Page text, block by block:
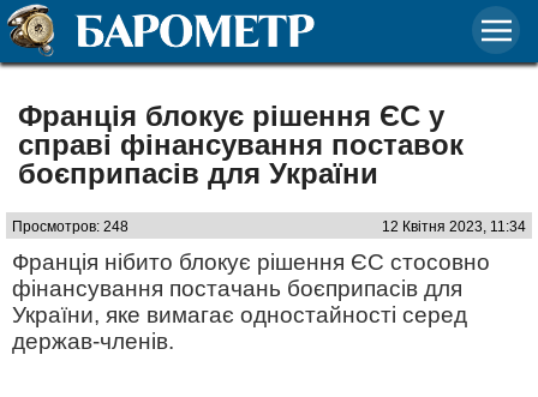
Франція блокує рішення ЄС у
справі фінансування поставок
боєприпасів для України
Просмотров: 248 12 Квітня 2023, 11:34
Франція нібито блокує рішення ЄС стосовно
фінансування постачань боєприпасів для
України, яке вимагає одностайності серед
держав-членів.